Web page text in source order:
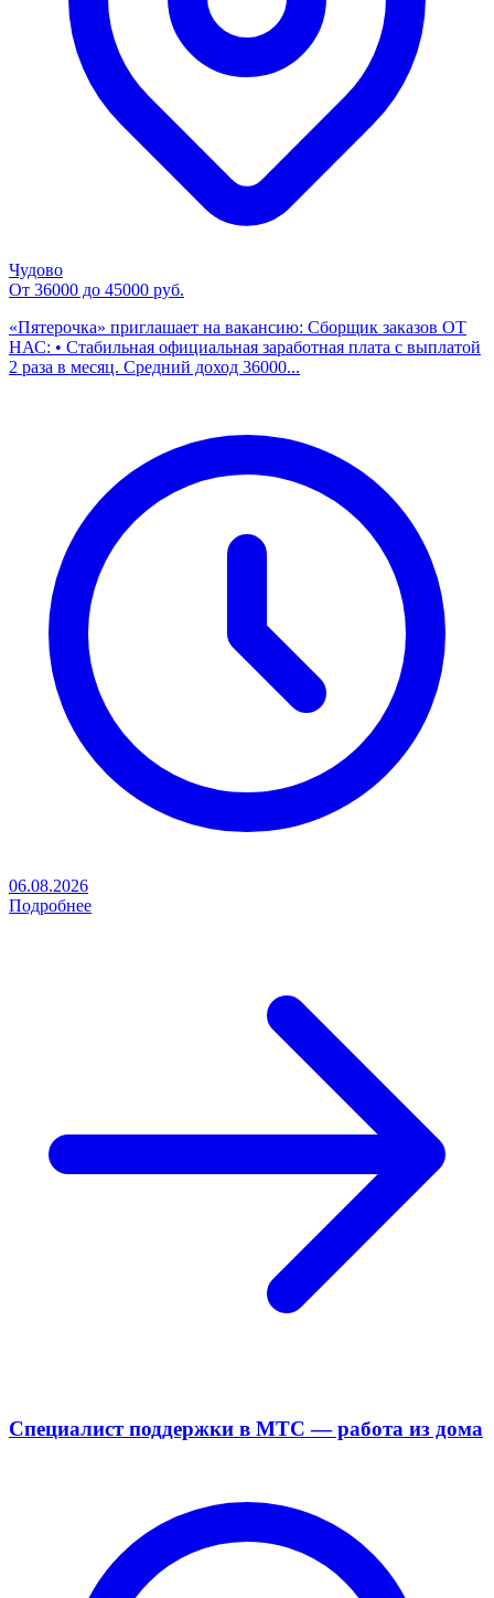
Чудово
От 36000 до 45000 руб.
«Пятерочка» приглашает на вакансию: Сборщик заказов ОТ
НАС: • Стабильная официальная заработная плата с выплатой
2 раза в месяц. Средний доход 36000...
06.08.2026
Подробнее
Специалист поддержки в МТС — работа из дома